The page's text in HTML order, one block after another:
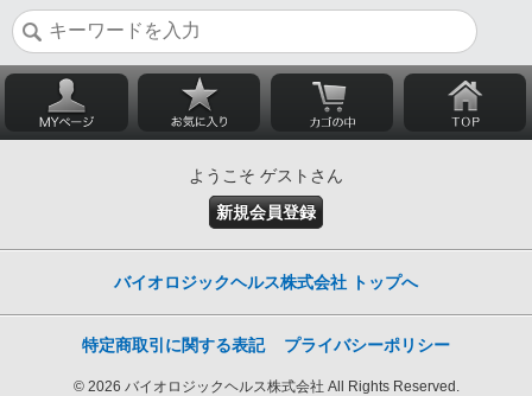
ようこそ ゲストさん
新規会員登録
バイオロジックヘルス株式会社 トップへ
特定商取引に関する表記 プライバシーポリシー
© 2026 バイオロジックヘルス株式会社 All Rights Reserved.